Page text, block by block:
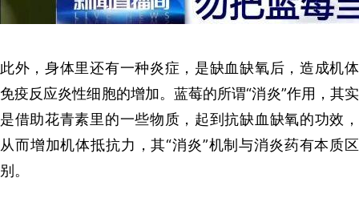
此外，身体里还有一种炎症，是缺血缺氧后，造成机体
免疫反应炎性细胞的增加。蓝莓的所谓“消炎”作用，其实
是借助花青素里的一些物质，起到抗缺血缺氧的功效，
从而增加机体抵抗力，其“消炎”机制与消炎药有本质区
别。